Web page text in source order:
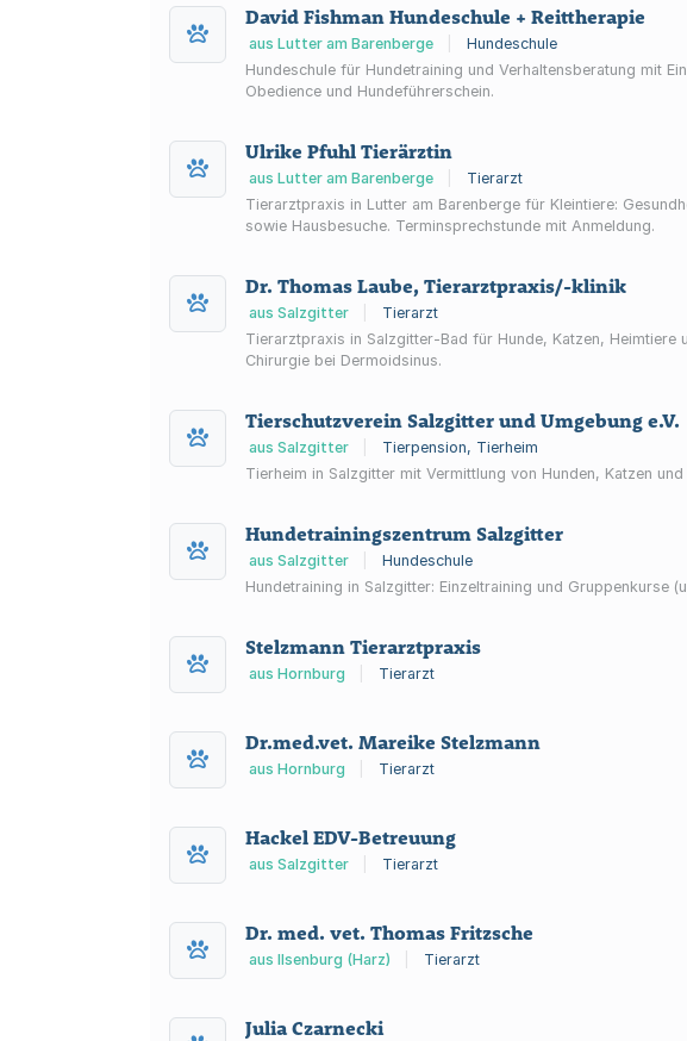
David Fishman Hundeschule + Reittherapie
aus Lutter am Barenberge
Hundeschule
Hundeschule für Hundetraining und Verhaltensberatung mit
Obedience und Hundeführerschein.
Ulrike Pfuhl Tierärztin
aus Lutter am Barenberge
Tierarzt
Tierarztpraxis in Lutter am Barenberge für Kleintiere:
sowie Hausbesuche. Terminsprechstunde mit Anmeldung.
Dr. Thomas Laube, Tierarztpraxis/-klinik
aus Salzgitter
Tierarzt
Tierarztpraxis in Salzgitter-Bad für Hunde, Katzen,
Chirurgie bei Dermoidsinus.
Tierschutzverein Salzgitter und Umgebung e.V.
aus Salzgitter
Tierpension, Tierheim
Tierheim in Salzgitter mit Vermittlung von Hunden, Katzen
Hundetrainingszentrum Salzgitter
aus Salzgitter
Hundeschule
Hundetraining in Salzgitter: Einzeltraining und Gruppenkurse
Stelzmann Tierarztpraxis
aus Hornburg Tierarzt
Dr.med.vet. Mareike Stelzmann
aus Hornburg Tierarzt
Hackel EDV-Betreuung
aus Salzgitter Tierarzt
Dr. med. vet. Thomas Fritzsche
aus Ilsenburg (Harz) Tierarzt
Julia Czarnecki